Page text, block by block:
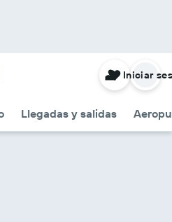
Llegadas y salidas
Iniciar